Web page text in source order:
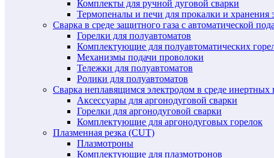
Комплекты для ручной дуговой сварки
Термопеналы и печи для прокалки и хранения
Сварка в среде защитного газа с автоматической
Горелки для полуавтоматов
Комплектующие для полуавтоматических
Механизмы подачи проволоки
Тележки для полуавтоматов
Ролики для полуавтоматов
Сварка неплавящимся электродом в среде инертных
Аксессуары для аргонодуговой сварки
Горелки для аргонодуговой сварки
Комплектующие для аргонодуговых горелок
Плазменная резка (CUT)
Плазмотроны
Комплектующие для плазмотронов